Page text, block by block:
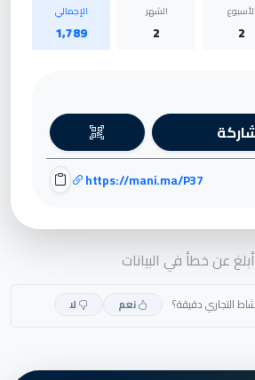
الأسبوع
2
الشهر
2
الإجمالي
1,789
https://mani.ma/P37
أبلغ عن خطأ في البيانات
التجاري دقيقة؟ نعم لا